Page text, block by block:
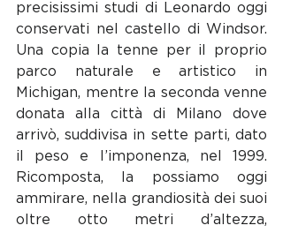
precisissimi studi di Leonardo oggi
conservati nel castello di Windsor.
Una copia la tenne per il proprio
parco naturale e artistico in
Michigan, mentre la seconda venne
donata alla città di Milano dove
arrivò, suddivisa in sette parti, dato
il peso e l’imponenza, nel 1999.
Ricomposta, la possiamo oggi
ammirare, nella grandiosità dei suoi
oltre otto metri d’altezza,